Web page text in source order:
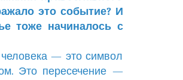
это событие? И
тоже начиналось с
человека — это символ
Это пересечение —